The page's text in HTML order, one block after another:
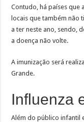
Contudo, há países que
locais que também não
a ter neste ano, sendo,
a doença não volte.
A imunização será
Grande.
Influenza
Além do público infantil